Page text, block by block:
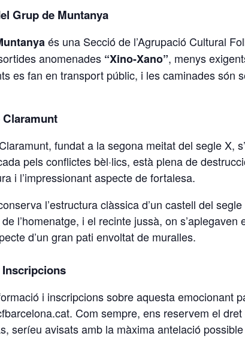
Grup de Muntanya
és una Secció de l’Agrupació Cultural
anomenades “Xino-Xano”, menys
es fan en transport públic, i les caminades
Claramunt
fundat a la segona meitat del segle X,
pels conflictes bèl·lics, està plena de
i l’impressionant aspecte de fortalesa.
l’estructura clàssica d’un castell del
l’homenatge, i el recinte jussà, on
d’un gran pati envoltat de muralles.
i inscripcions sobre aquesta emocionant
Com sempre, ens reservem el
seríeu avisats amb la màxima antelació